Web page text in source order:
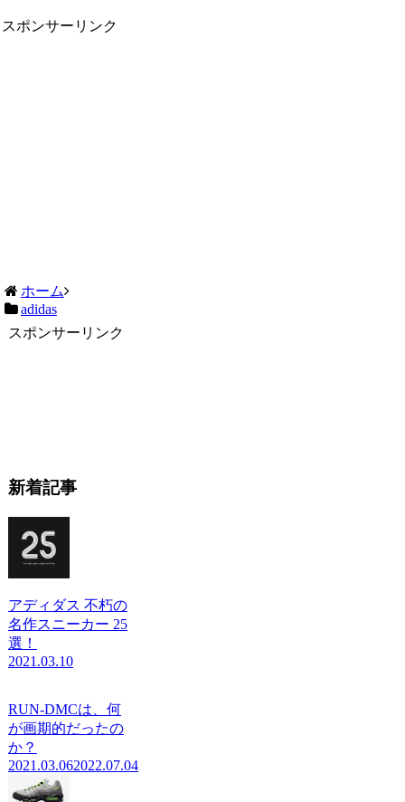
スポンサーリンク
ホーム
adidas
スポンサーリンク
新着記事
アディダス 不朽の
名作スニーカー 25
選！
2021.03.10
RUN-DMCは、何
が画期的だったの
か？
2021.03.062022.07.04